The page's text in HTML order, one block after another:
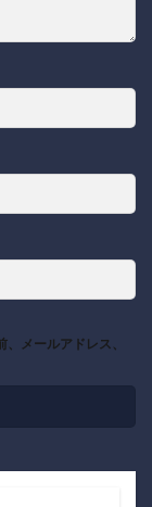
メールアドレス、